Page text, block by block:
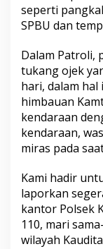
seperti
SPBU dan
Dalam Patroli,
tukang ojek
hari, dalam
himbauan
kendaraan
kendaraan,
miras pada
Kami hadir
laporkan
kantor Polsek
110, mari
wilayah